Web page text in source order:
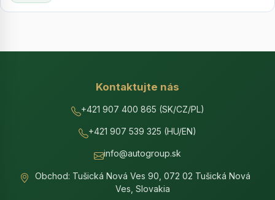
Kontaktujte nás
+421 907 400 865 (SK/CZ/PL)
+421 907 539 325 (HU/EN)
info@autogroup.sk
Obchod: Tušická Nová Ves 90, 072 02 Tušická Nová
Ves, Slovakia